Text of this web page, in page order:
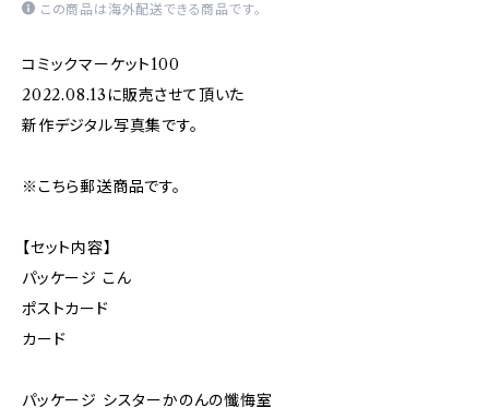
この商品は海外配送できる商品です。
コミックマーケット100
2022.08.13に販売させて頂いた
新作デジタル写真集です。
※こちら郵送商品です。
【セット内容】
パッケージ こん
ポストカード
カード
パッケージ シスターかのんの懺悔室